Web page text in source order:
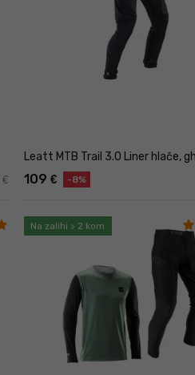
€
Leatt MTB Trail 3.0 Liner hlače,
109 € -8%
Na zalihi > 2 kom